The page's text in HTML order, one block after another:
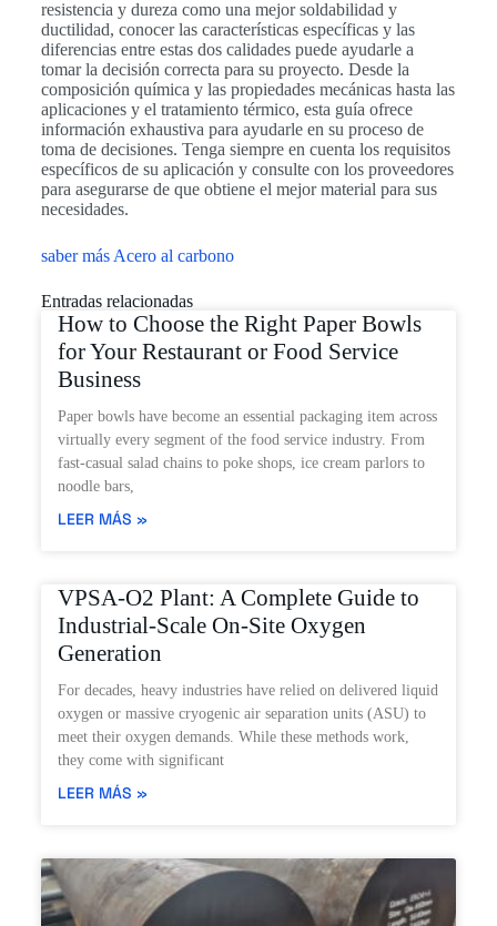
resistencia y dureza como una mejor soldabilidad y
ductilidad, conocer las características específicas y las
diferencias entre estas dos calidades puede ayudarle a
tomar la decisión correcta para su proyecto. Desde la
composición química y las propiedades mecánicas hasta las
aplicaciones y el tratamiento térmico, esta guía ofrece
información exhaustiva para ayudarle en su proceso de
toma de decisiones. Tenga siempre en cuenta los requisitos
específicos de su aplicación y consulte con los proveedores
para asegurarse de que obtiene el mejor material para sus
necesidades.
saber más Acero al carbono
Entradas relacionadas
How to Choose the Right Paper Bowls
for Your Restaurant or Food Service
Business
Paper bowls have become an essential packaging item across
virtually every segment of the food service industry. From
fast-casual salad chains to poke shops, ice cream parlors to
noodle bars,
LEER MÁS »
VPSA-O2 Plant: A Complete Guide to
Industrial-Scale On-Site Oxygen
Generation
For decades, heavy industries have relied on delivered liquid
oxygen or massive cryogenic air separation units (ASU) to
meet their oxygen demands. While these methods work,
they come with significant
LEER MÁS »